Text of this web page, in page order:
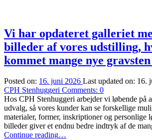
d.
27/7
kl.
11.00”
Vi har opdateret galleriet
billeder af vores udstilling,
kommet mange nye
Posted on: 16. juni 2026 Last updated on: 16.
CPH Stenhuggeri Comments: 0
Hos CPH Stenhuggeri arbejder vi løbende på
udvalg, så vores kunder kan se forskellige
materialer, former, inskriptioner og personlige
billeder giver et endnu bedre indtryk af de
Continue reading“Vi
…